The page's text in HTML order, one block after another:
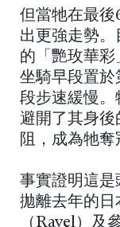
但當牠在最
出更強走勢
的「艷玫華
坐騎早段置於
段步速緩慢。
避開了其身後
阻，成為牠奪
事實證明這是
拋離去年的日
（Ravel）及